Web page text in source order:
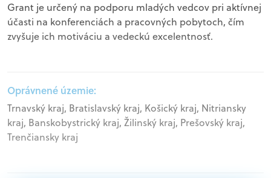
Grant je určený na podporu mladých vedcov pri aktívnej
účasti na konferenciách a pracovných pobytoch, čím
zvyšuje ich motiváciu a vedeckú excelentnosť.
Oprávnené územie:
Trnavský kraj, Bratislavský kraj, Košický kraj, Nitriansky
kraj, Banskobystrický kraj, Žilinský kraj, Prešovský kraj,
Trenčiansky kraj